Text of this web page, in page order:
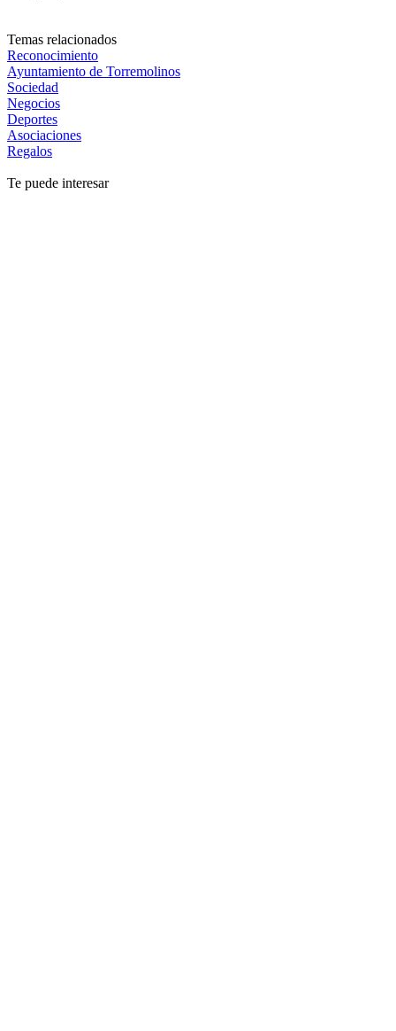
Temas relacionados
Reconocimiento
Ayuntamiento de Torremolinos
Sociedad
Negocios
Deportes
Asociaciones
Regalos
Te puede interesar